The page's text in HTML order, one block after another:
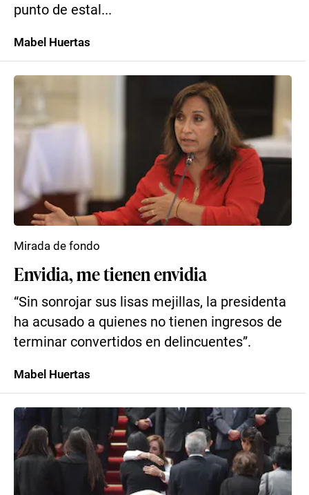
punto de estal...
Mabel Huertas
Envidia, me tienen envidia
“Sin sonrojar sus lisas mejillas, la presidenta
ha acusado a quienes no tienen ingresos de
terminar convertidos en delincuentes”.
Mirada de fondo
Mabel Huertas